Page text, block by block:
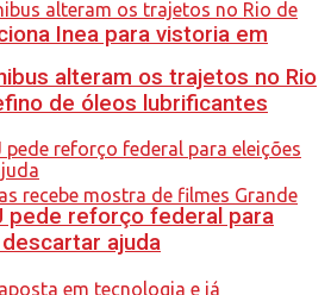
Inea para vistoria em
de óleos lubrificantes
alteram os trajetos no Rio
pede reforço federal para
ajuda